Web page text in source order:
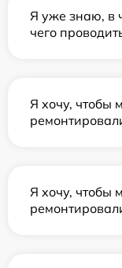
Я уже знаю, в
чего
Я хочу, чтобы
Я хочу, чтобы